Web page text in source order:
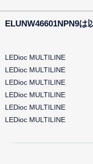
ELUNW46601NPN9は
LEDioc MULTILINE
LEDioc MULTILINE
LEDioc MULTILINE
LEDioc MULTILINE
LEDioc MULTILINE
LEDioc MULTILINE